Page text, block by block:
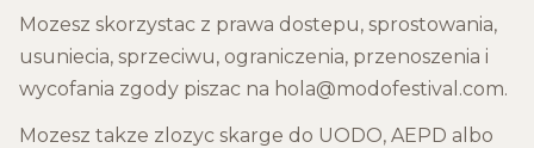
Mozesz skorzystac z prawa dostepu, sprostowania,
usuniecia, sprzeciwu, ograniczenia, przenoszenia i
wycofania zgody piszac na hola@modofestival.com.
Mozesz takze zlozyc skarge do UODO, AEPD albo